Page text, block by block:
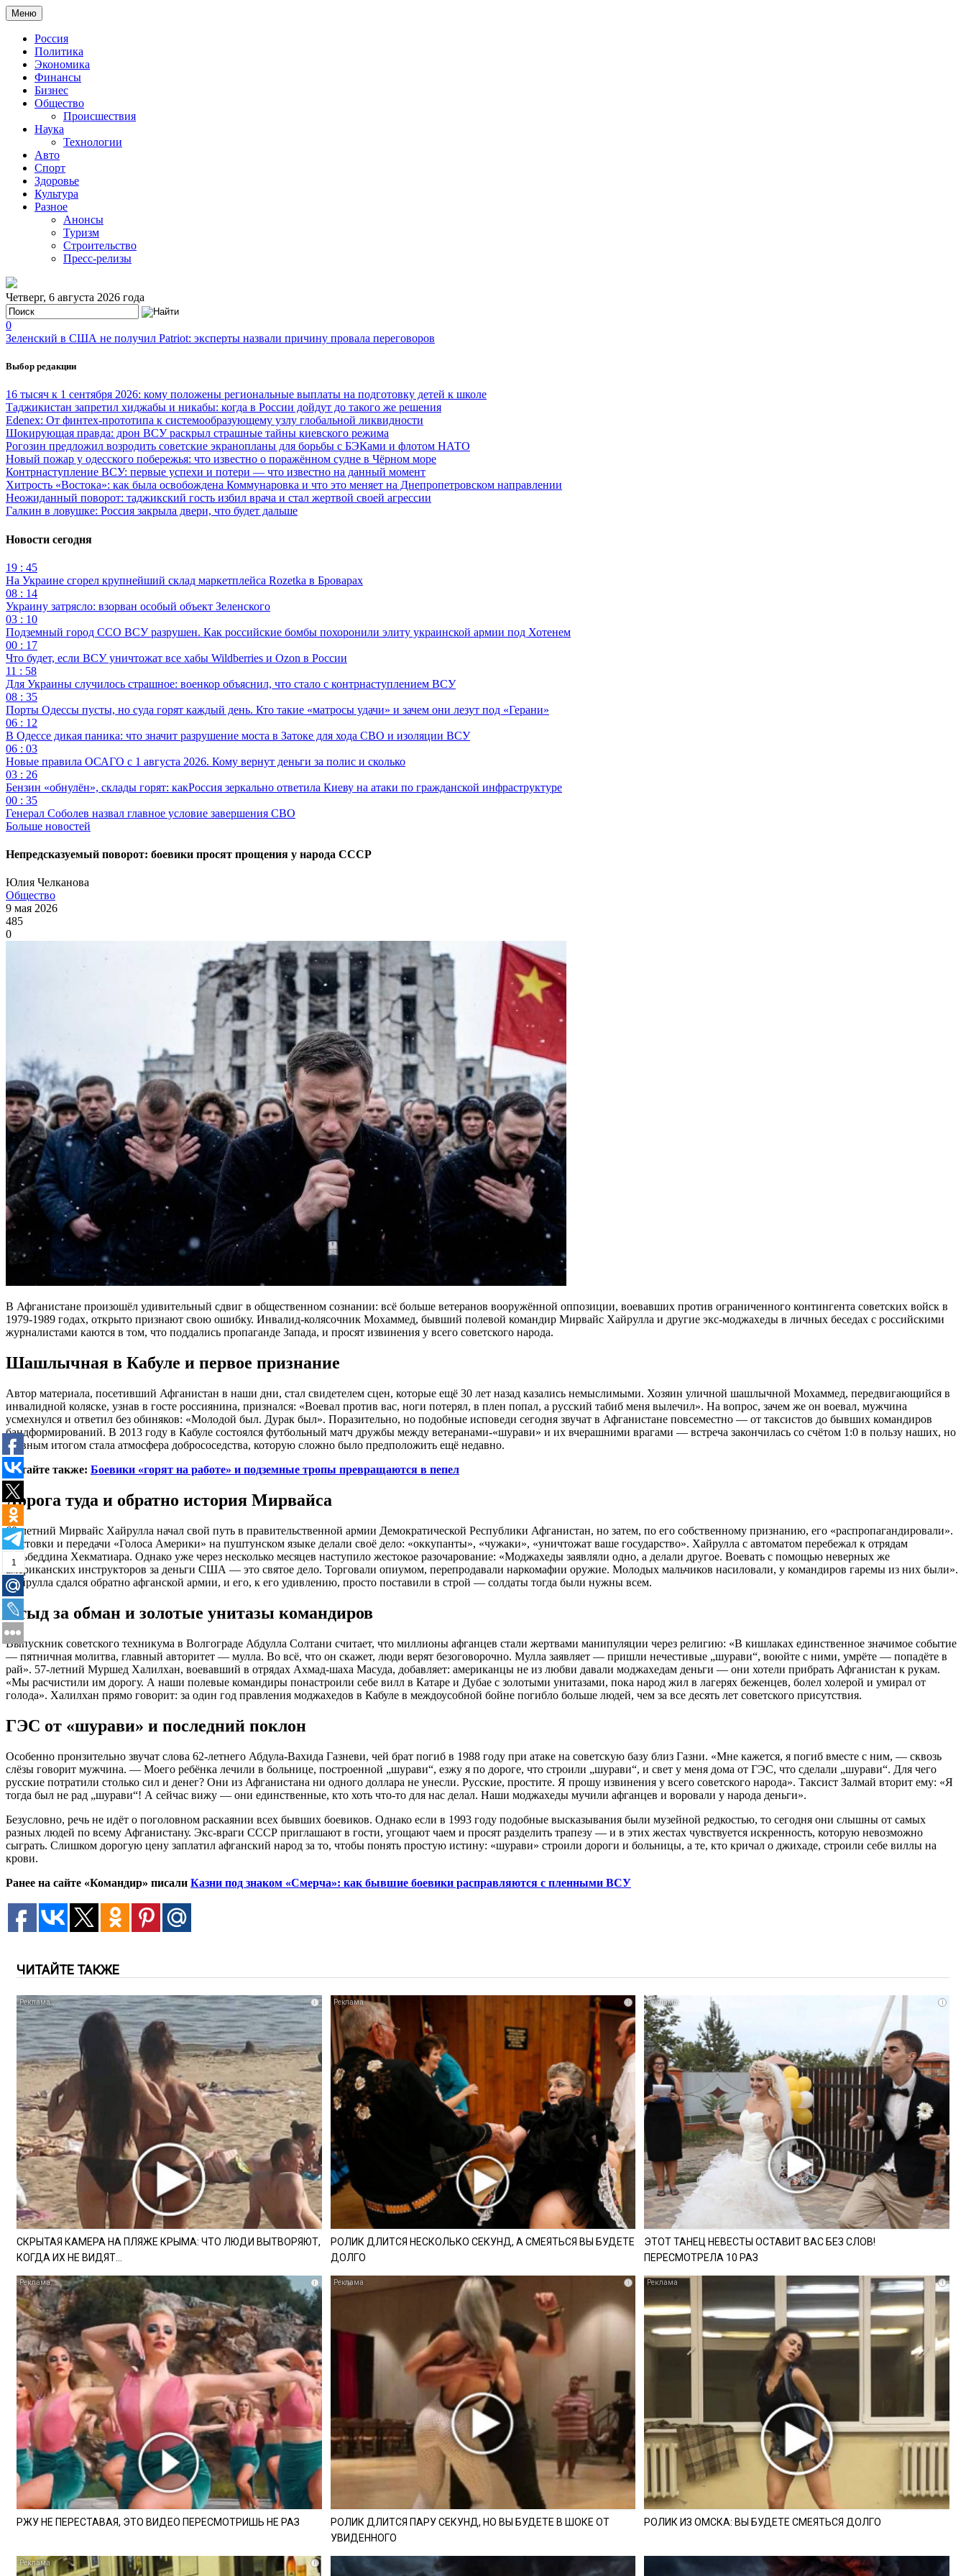
1
Меню
Россия
Политика
Экономика
Финансы
Бизнес
Общество
Происшествия
Наука
Технологии
Авто
Спорт
Здоровье
Культура
Разное
Анонсы
Туризм
Строительство
Пресс-релизы
Четверг, 6 августа 2026 года
0
Зеленский в США не получил Patriot: эксперты назвали причину провала переговоров
Выбор редакции
16 тысяч к 1 сентября 2026: кому положены региональные выплаты на подготовку детей к школе
Таджикистан запретил хиджабы и никабы: когда в России дойдут до такого же решения
Edenex: От финтех-прототипа к системообразующему узлу глобальной ликвидности
Шокирующая правда: дрон ВСУ раскрыл страшные тайны киевского режима
Рогозин предложил возродить советские экранопланы для борьбы с БЭКами и флотом НАТО
Новый пожар у одесского побережья: что известно о поражённом судне в Чёрном море
Контрнаступление ВСУ: первые успехи и потери — что известно на данный момент
Хитрость «Востока»: как была освобождена Коммунаровка и что это меняет на Днепропетровском направлении
Неожиданный поворот: таджикский гость избил врача и стал жертвой своей агрессии
Галкин в ловушке: Россия закрыла двери, что будет дальше
Новости сегодня
19 : 45
На Украине сгорел крупнейший склад маркетплейса Rozetka в Броварах
08 : 14
Украину затрясло: взорван особый объект Зеленского
03 : 10
Подземный город ССО ВСУ разрушен. Как российские бомбы похоронили элиту украинской армии под Хотенем
00 : 17
Что будет, если ВСУ уничтожат все хабы Wildberries и Ozon в России
11 : 58
Для Украины случилось страшное: военкор объяснил, что стало с контрнаступлением ВСУ
08 : 35
Порты Одессы пусты, но суда горят каждый день. Кто такие «матросы удачи» и зачем они лезут под «Герани»
06 : 12
В Одессе дикая паника: что значит разрушение моста в Затоке для хода СВО и изоляции ВСУ
06 : 03
Новые правила ОСАГО с 1 августа 2026. Кому вернут деньги за полис и сколько
03 : 26
Бензин «обнулён», склады горят: какРоссия зеркально ответила Киеву на атаки по гражданской инфраструктуре
00 : 35
Генерал Соболев назвал главное условие завершения СВО
Больше новостей
Непредсказуемый поворот: боевики просят прощения у народа СССР
Юлия Челканова
Общество
9 мая 2026
485
0
В Афганистане произошёл удивительный сдвиг в общественном сознании: всё больше ветеранов вооружённой оппозиции, воевавших против ограниченного контингента советских войск в
1979-1989 годах, открыто признают свою ошибку. Инвалид-колясочник Мохаммед, бывший полевой командир Мирвайс Хайрулла и другие экс-моджахеды в личных беседах с российскими
журналистами каются в том, что поддались пропаганде Запада, и просят извинения у всего советского народа.
Шашлычная в Кабуле и первое признание
Автор материала, посетивший Афганистан в наши дни, стал свидетелем сцен, которые ещё 30 лет назад казались немыслимыми. Хозяин уличной шашлычной Мохаммед, передвигающийся в
инвалидной коляске, узнав в госте россиянина, признался: «Воевал против вас, ноги потерял, в плен попал, а русский табиб меня вылечил». На вопрос, зачем же он воевал, мужчина
усмехнулся и ответил без обиняков: «Молодой был. Дурак был». Поразительно, но подобные исповеди сегодня звучат в Афганистане повсеместно — от таксистов до бывших командиров
бандформирований. В 2013 году в Кабуле состоялся футбольный матч дружбы между ветеранами-«шурави» и их вчерашними врагами — встреча закончилась со счётом 1:0 в пользу наших, но
главным итогом стала атмосфера добрососедства, которую сложно было предположить ещё недавно.
Читайте также: Боевики «горят на работе» и подземные тропы превращаются в пепел
Дорога туда и обратно история Мирвайса
60-летний Мирвайс Хайрулла начал свой путь в правительственной армии Демократической Республики Афганистан, но затем, по его собственному признанию, его «распропагандировали».
Листовки и передачи «Голоса Америки» на пуштунском языке делали своё дело: «оккупанты», «чужаки», «уничтожат ваше государство». Хайрулла с автоматом перебежал к отрядам
Гульбеддина Хекматиара. Однако уже через несколько месяцев наступило жестокое разочарование: «Моджахеды заявляли одно, а делали другое. Воевать с помощью неверных же
американских инструкторов за деньги США — это святое дело. Торговали опиумом, перепродавали наркомафии оружие. Молодых мальчиков насиловали, у командиров гаремы из них были».
Хайрулла сдался обратно афганской армии, и его, к его удивлению, просто поставили в строй — солдаты тогда были нужны всем.
Стыд за обман и золотые унитазы командиров
Выпускник советского техникума в Волгограде Абдулла Солтани считает, что миллионы афганцев стали жертвами манипуляции через религию: «В кишлаках единственное значимое событие
— пятничная молитва, главный авторитет — мулла. Во всё, что он скажет, люди верят безоговорочно. Мулла заявляет — пришли нечестивые „шурави“, воюйте с ними, умрёте — попадёте в
рай». 57-летний Муршед Халилхан, воевавший в отрядах Ахмад-шаха Масуда, добавляет: американцы не из любви давали моджахедам деньги — они хотели прибрать Афганистан к рукам.
«Мы расчистили им дорогу. А наши полевые командиры понастроили себе вилл в Катаре и Дубае с золотыми унитазами, пока народ жил в лагерях беженцев, болел холерой и умирал от
голода». Халилхан прямо говорит: за один год правления моджахедов в Кабуле в междоусобной бойне погибло больше людей, чем за все десять лет советского присутствия.
ГЭС от «шурави» и последний поклон
Особенно пронзительно звучат слова 62-летнего Абдула-Вахида Газневи, чей брат погиб в 1988 году при атаке на советскую базу близ Газни. «Мне кажется, я погиб вместе с ним, — сквозь
слёзы говорит мужчина. — Моего ребёнка лечили в больнице, построенной „шурави“, езжу я по дороге, что строили „шурави“, и свет у меня дома от ГЭС, что сделали „шурави“. Для чего
русские потратили столько сил и денег? Они из Афганистана ни одного доллара не унесли. Русские, простите. Я прошу извинения у всего советского народа». Таксист Залмай вторит ему: «Я
тогда был не рад „шурави“! А сейчас вижу — они единственные, кто хоть что-то для нас делал. Наши моджахеды мучили афганцев и воровали у народа деньги».
Безусловно, речь не идёт о поголовном раскаянии всех бывших боевиков. Однако если в 1993 году подобные высказывания были музейной редкостью, то сегодня они слышны от самых
разных людей по всему Афганистану. Экс-враги СССР приглашают в гости, угощают чаем и просят разделить трапезу — и в этих жестах чувствуется искренность, которую невозможно
сыграть. Слишком дорогую цену заплатил афганский народ за то, чтобы понять простую истину: «шурави» строили дороги и больницы, а те, кто кричал о джихаде, строили себе виллы на
крови.
Ранее на сайте «Командир» писали Казни под знаком «Смерча»: как бывшие боевики расправляются с пленными ВСУ
ЧИТАЙТЕ ТАКЖЕ
i
СКРЫТАЯ КАМЕРА НА ПЛЯЖЕ КРЫМА: ЧТО ЛЮДИ ВЫТВОРЯЮТ,
КОГДА ИХ НЕ ВИДЯТ...
i
РОЛИК ДЛИТСЯ НЕСКОЛЬКО СЕКУНД, А СМЕЯТЬСЯ ВЫ БУДЕТЕ
ДОЛГО
i
ЭТОТ ТАНЕЦ НЕВЕСТЫ ОСТАВИТ ВАС БЕЗ СЛОВ!
ПЕРЕСМОТРЕЛА 10 РАЗ
i
РЖУ НЕ ПЕРЕСТАВАЯ, ЭТО ВИДЕО ПЕРЕСМОТРИШЬ НЕ РАЗ
i
РОЛИК ДЛИТСЯ ПАРУ СЕКУНД, НО ВЫ БУДЕТЕ В ШОКЕ ОТ
УВИДЕННОГО
i
РОЛИК ИЗ ОМСКА: ВЫ БУДЕТЕ СМЕЯТЬСЯ ДОЛГО
i